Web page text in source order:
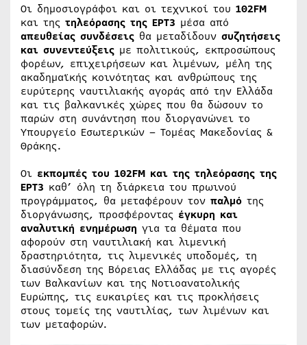
Οι δημοσιογράφοι και οι τεχνικοί του 102FM
και της τηλεόρασης της ΕΡΤ3 μέσα από
απευθείας συνδέσεις θα μεταδίδουν συζητήσεις
και συνεντεύξεις με πολιτικούς, εκπροσώπους
φορέων, επιχειρήσεων και λιμένων, μέλη της
ακαδημαϊκής κοινότητας και ανθρώπους της
ευρύτερης ναυτιλιακής αγοράς από την Ελλάδα
και τις βαλκανικές χώρες που θα δώσουν το
παρών στη συνάντηση που διοργανώνει το
Υπουργείο Εσωτερικών – Τομέας Μακεδονίας &
Θράκης.
Οι εκπομπές του 102FM και της τηλεόρασης της
ΕΡΤ3 καθ’ όλη τη διάρκεια του πρωινού
προγράμματος, θα μεταφέρουν τον παλμό της
διοργάνωσης, προσφέροντας έγκυρη και
αναλυτική ενημέρωση για τα θέματα που
αφορούν στη ναυτιλιακή και λιμενική
δραστηριότητα, τις λιμενικές υποδομές, τη
διασύνδεση της Βόρειας Ελλάδας με τις αγορές
των Βαλκανίων και της Νοτιοανατολικής
Ευρώπης, τις ευκαιρίες και τις προκλήσεις
στους τομείς της ναυτιλίας, των λιμένων και
των μεταφορών.